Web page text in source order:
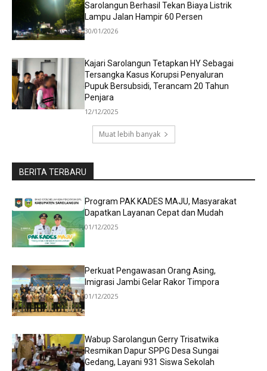
Sarolangun Berhasil Tekan Biaya Listrik
Lampu Jalan Hampir 60 Persen
30/01/2026
Kajari Sarolangun Tetapkan HY Sebagai
Tersangka Kasus Korupsi Penyaluran
Pupuk Bersubsidi, Terancam 20 Tahun
Penjara
12/12/2025
Muat lebih banyak
BERITA TERBARU
Program PAK KADES MAJU, Masyarakat
Dapatkan Layanan Cepat dan Mudah
01/12/2025
Perkuat Pengawasan Orang Asing,
Imigrasi Jambi Gelar Rakor Timpora
01/12/2025
Wabup Sarolangun Gerry Trisatwika
Resmikan Dapur SPPG Desa Sungai
Gedang, Layani 931 Siswa Sekolah